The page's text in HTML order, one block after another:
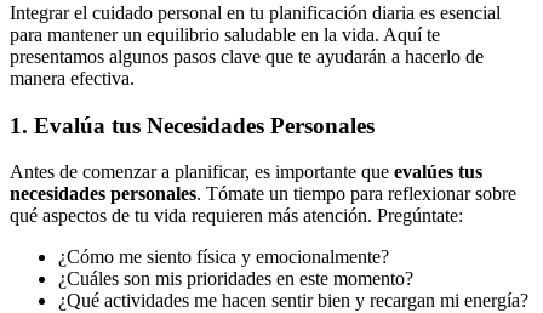
Integrar el cuidado personal en tu planificación diaria es esencial
para mantener un equilibrio saludable en la vida. Aquí te
presentamos algunos pasos clave que te ayudarán a hacerlo de
manera efectiva.
1. Evalúa tus Necesidades Personales
Antes de comenzar a planificar, es importante que evalúes tus
necesidades personales. Tómate un tiempo para reflexionar sobre
qué aspectos de tu vida requieren más atención. Pregúntate:
¿Cómo me siento física y emocionalmente?
¿Cuáles son mis prioridades en este momento?
¿Qué actividades me hacen sentir bien y recargan mi energía?